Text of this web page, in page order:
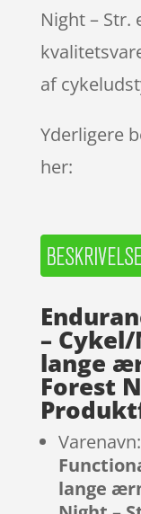
Night – Str.
af
Yderligere
her:
–
lange
Forest
Varenavn:
lange